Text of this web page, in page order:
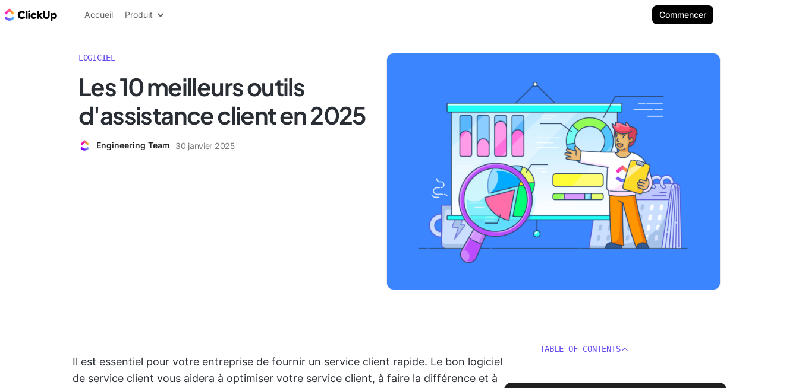
ClickUp Blog
Accueil Produit Commencer
LOGICIEL
Les 10 meilleurs outils
d'assistance client en 2025
Engineering Team 30 janvier 2025
Il est essentiel pour votre entreprise de fournir un service client rapide. Le bon logiciel
de service client vous aidera à optimiser votre service client, à faire la différence et à
TABLE OF CONTENTS